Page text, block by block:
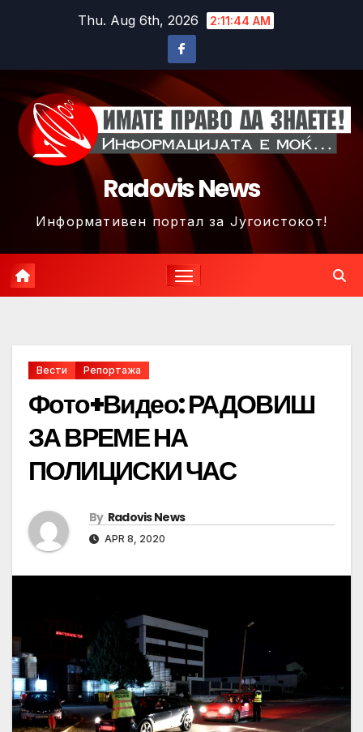
Thu. Aug 6th, 2026 2:11:47 AM
Radovis News
Информативен портал за Југоистокот!
Вести Репортажа
Фото+Видео: РАДОВИШ
ЗА ВРЕМЕ НА
ПОЛИЦИСКИ ЧАС
By Radovis News
APR 8, 2020